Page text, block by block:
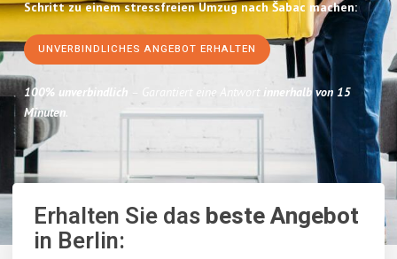
Schritt zu einem stressfreien Umzug nach Šabac machen:
UNVERBINDLICHES ANGEBOT ERHALTEN
100% unverbindlich – Garantiert eine Antwort innerhalb von 15
Minuten.
Erhalten Sie dasbeste Angebot
in Berlin: